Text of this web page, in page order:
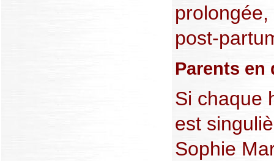
post-
Parents en
Si chaque
est
Sophie